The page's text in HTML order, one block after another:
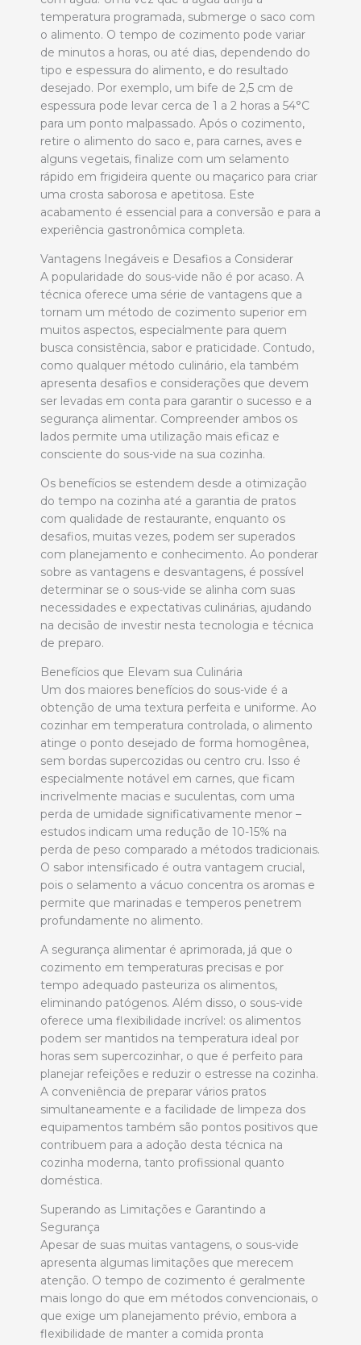
temperatura programada, submerge o saco com
o alimento. O tempo de cozimento pode variar
de minutos a horas, ou até dias, dependendo do
tipo e espessura do alimento, e do resultado
desejado. Por exemplo, um bife de 2,5 cm de
espessura pode levar cerca de 1 a 2 horas a 54°C
para um ponto malpassado. Após o cozimento,
retire o alimento do saco e, para carnes, aves e
alguns vegetais, finalize com um selamento
rápido em frigideira quente ou maçarico para criar
uma crosta saborosa e apetitosa. Este
acabamento é essencial para a conversão e para a
experiência gastronômica completa.
Vantagens Inegáveis e Desafios a Considerar
A popularidade do sous-vide não é por acaso. A
técnica oferece uma série de vantagens que a
tornam um método de cozimento superior em
muitos aspectos, especialmente para quem
busca consistência, sabor e praticidade. Contudo,
como qualquer método culinário, ela também
apresenta desafios e considerações que devem
ser levadas em conta para garantir o sucesso e a
segurança alimentar. Compreender ambos os
lados permite uma utilização mais eficaz e
consciente do sous-vide na sua cozinha.
Os benefícios se estendem desde a otimização
do tempo na cozinha até a garantia de pratos
com qualidade de restaurante, enquanto os
desafios, muitas vezes, podem ser superados
com planejamento e conhecimento. Ao ponderar
sobre as vantagens e desvantagens, é possível
determinar se o sous-vide se alinha com suas
necessidades e expectativas culinárias, ajudando
na decisão de investir nesta tecnologia e técnica
de preparo.
Benefícios que Elevam sua Culinária
Um dos maiores benefícios do sous-vide é a
obtenção de uma textura perfeita e uniforme. Ao
cozinhar em temperatura controlada, o alimento
atinge o ponto desejado de forma homogênea,
sem bordas supercozidas ou centro cru. Isso é
especialmente notável em carnes, que ficam
incrivelmente macias e suculentas, com uma
perda de umidade significativamente menor –
estudos indicam uma redução de 10-15% na
perda de peso comparado a métodos tradicionais.
O sabor intensificado é outra vantagem crucial,
pois o selamento a vácuo concentra os aromas e
permite que marinadas e temperos penetrem
profundamente no alimento.
A segurança alimentar é aprimorada, já que o
cozimento em temperaturas precisas e por
tempo adequado pasteuriza os alimentos,
eliminando patógenos. Além disso, o sous-vide
oferece uma flexibilidade incrível: os alimentos
podem ser mantidos na temperatura ideal por
horas sem supercozinhar, o que é perfeito para
planejar refeições e reduzir o estresse na cozinha.
A conveniência de preparar vários pratos
simultaneamente e a facilidade de limpeza dos
equipamentos também são pontos positivos que
contribuem para a adoção desta técnica na
cozinha moderna, tanto profissional quanto
doméstica.
Superando as Limitações e Garantindo a
Segurança
Apesar de suas muitas vantagens, o sous-vide
apresenta algumas limitações que merecem
atenção. O tempo de cozimento é geralmente
mais longo do que em métodos convencionais, o
que exige um planejamento prévio, embora a
flexibilidade de manter a comida pronta